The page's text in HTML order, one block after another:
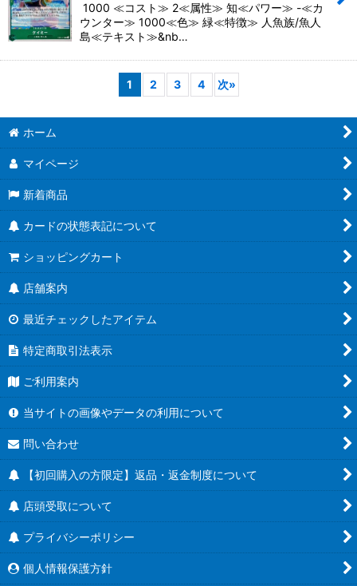
1000 ≪コスト≫ 2≪属性≫ 知≪パワー≫ -≪カ
ウンター≫ 1000≪色≫ 緑≪特徴≫ 人魚族/魚人
島≪テキスト≫&nb…
1 2 3 4 次»
ホーム
マイページ
新着商品
カードの状態表記について
ショッピングカート
店舗案内
最近チェックしたアイテム
特定商取引法表示
ご利用案内
当サイトの画像やデータの利用について
問い合わせ
【初回購入の方限定】返品・返金制度について
店頭受取について
プライバシーポリシー
個人情報保護方針